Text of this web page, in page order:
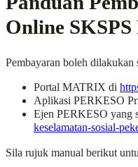
Online
Pembayaran boleh dilakukan
Portal MATRIX di
Aplikasi PERKESO
Ejen PERKESO yang
keselamatan-sosial-
Sila rujuk manual berikut